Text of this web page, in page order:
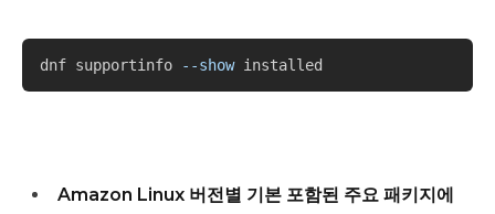
dnf supportinfo --show
Amazon Linux 버전별 기본 포함된 주요 패키지에